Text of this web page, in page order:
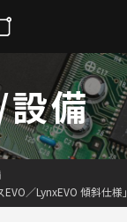
備
／LynxEVO 傾斜仕様」